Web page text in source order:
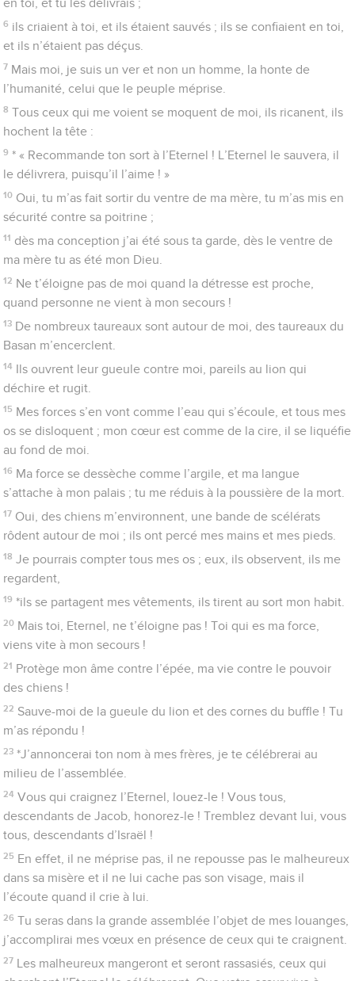
déchire et rugit.
15
Mes forces s’en vont comme l’eau qui s’écoule, et tous mes
os se disloquent ; mon cœur est comme de la cire, il se liquéfie
au fond de moi.
16 Ma force se dessèche comme l’argile, et ma langue
s’attache à mon palais ; tu me réduis à la poussière de la mort.
17 Oui, des chiens m’environnent, une bande de scélérats
rôdent autour de moi ; ils ont percé mes mains et mes pieds.
18 Je pourrais compter tous mes os ; eux, ils observent, ils me
regardent,
19 *ils se partagent mes vêtements, ils tirent au sort mon habit.
20
Mais toi, Eternel, ne t’éloigne pas ! Toi qui es ma force,
viens vite à mon secours !
21 Protège mon âme contre l’épée, ma vie contre le pouvoir
des chiens !
22 Sauve-moi de la gueule du lion et des cornes du buffle ! Tu
m’as répondu !
23 *J’annoncerai ton nom à mes frères, je te célébrerai au
milieu de l’assemblée.
24 Vous qui craignez l’Eternel, louez-le ! Vous tous,
descendants de Jacob, honorez-le ! Tremblez devant lui, vous
tous, descendants d’Israël !
25 En effet, il ne méprise pas, il ne repousse pas le malheureux
dans sa misère et il ne lui cache pas son visage, mais il
l’écoute quand il crie à lui.
26 Tu seras dans la grande assemblée l’objet de mes louanges,
j’accomplirai mes vœux en présence de ceux qui te craignent.
27 Les malheureux mangeront et seront rassasiés, ceux qui
cherchent l’Eternel le célébreront. Que votre cœur vive à
perpétuité !
28 Tous les peuples de la terre se souviendront de l’Eternel et
se tourneront vers lui, toutes les familles des nations se
prosterneront devant toi,
29 car c’est à l’Eternel qu’appartient le règne : il domine sur les
nations.
30 Tous les grands de la terre mangeront et se prosterneront ;
devant lui s’inclineront tous ceux qui retournent à la poussière,
Leur descendance le servira ; on parlera du Seigneur à la
génération future,
32 et quand elle viendra, elle annoncera sa justice, elle
annoncera son œuvre au peuple à naître.
Psaumes
Le Seigneur fait son entrée au temple